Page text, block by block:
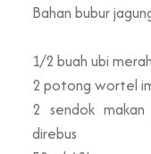
Bahan bubur
1/2 buah ubi
2 potong wortel
2 sendok
direbus